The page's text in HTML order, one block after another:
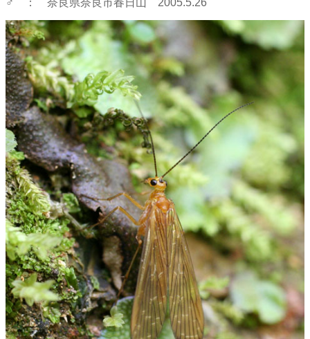
♂ ： 奈良県奈良市春日山 2005.5.26